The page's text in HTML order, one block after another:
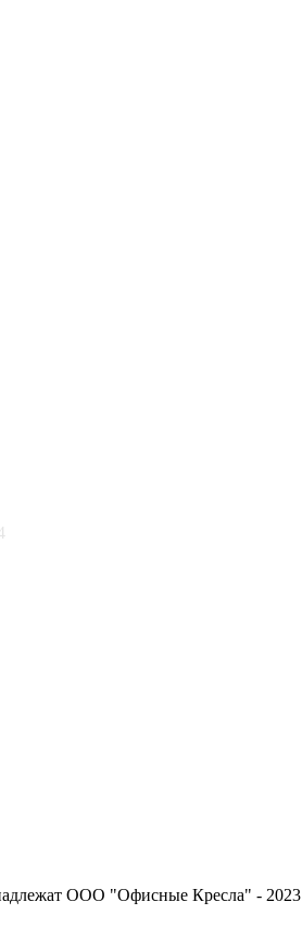
ООО "Офисные Кресла" - 2023